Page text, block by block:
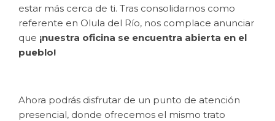
estar más cerca de ti. Tras consolidarnos como
referente en Olula del Río, nos complace anunciar
que ¡nuestra oficina se encuentra abierta en el
pueblo!
Ahora podrás disfrutar de un punto de atención
presencial, donde ofrecemos el mismo trato